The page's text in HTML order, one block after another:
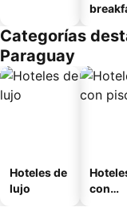
Categorías
Paraguay
Hoteles de
lujo
con